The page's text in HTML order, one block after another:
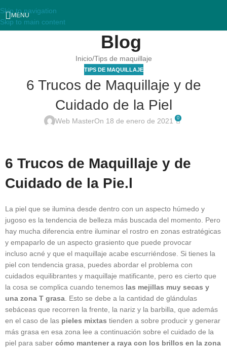
Skip to navigation
Skip to main content
MENU
Blog
Inicio Tips de maquillaje
TIPS DE MAQUILLAJE
6 Trucos de Maquillaje y de
Cuidado de la Piel
Web MasterOn 18 de enero de 2021 0
6 Trucos de Maquillaje y de
Cuidado de la Pie.l
La piel que se ilumina desde dentro con un aspecto húmedo y
jugoso es la tendencia de belleza más buscada del momento. Pero
hay mucha diferencia entre iluminar el rostro en zonas estratégicas
y empaparlo de un aspecto grasiento que puede provocar
incluso acné y que el maquillaje acabe escurriéndose. Si tienes la
piel con tendencia grasa, puedes abordar el problema con
cuidados equilibrantes y maquillaje matificante, pero es cierto que
la cosa se complica cuando tenemos las mejillas muy secas y
una zona T grasa. Esto se debe a la cantidad de glándulas
sebáceas que recorren la frente, la nariz y la barbilla, que además
en el caso de las pieles mixtas tienden a sobre producir y generar
más grasa en esa zona lee a continuación sobre el cuidado de la
piel para saber cómo mantener a raya con los brillos en la zona